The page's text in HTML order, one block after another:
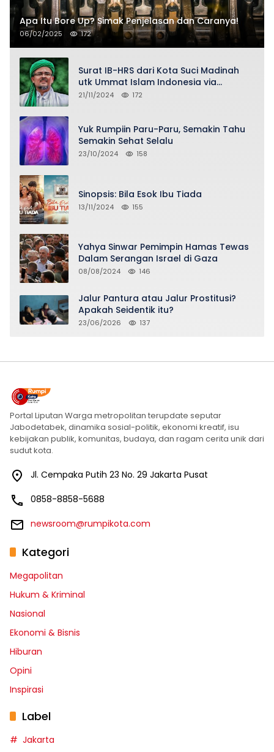
Apa Itu Bore Up? Simak Penjelasan dan Caranya!
06/02/2025 172
Surat IB-HRS dari Kota Suci Madinah
utk Ummat Islam Indonesia via
Penasihat DPP FPI Asy-Syeikh KH Buya
21/11/2024 172
Yuk Rumpiin Paru-Paru, Semakin Tahu
Semakin Sehat Selalu
23/10/2024 158
Sinopsis: Bila Esok Ibu Tiada
13/11/2024 155
Yahya Sinwar Pemimpin Hamas Tewas
Dalam Serangan Israel di Gaza
08/08/2024 146
Jalur Pantura atau Jalur Prostitusi?
Apakah Seidentik itu?
23/06/2026 137
Portal Liputan Warga metropolitan terupdate seputar
Jabodetabek, dinamika sosial-politik, ekonomi kreatif, isu
kebijakan publik, komunitas, budaya, dan ragam cerita unik dari
sudut kota.
Jl. Cempaka Putih 23 No. 29 Jakarta Pusat
0858-8858-5688
newsroom@rumpikota.com
Kategori
Megapolitan
Hukum & Kriminal
Nasional
Ekonomi & Bisnis
Hiburan
Opini
Inspirasi
Label
Jakarta